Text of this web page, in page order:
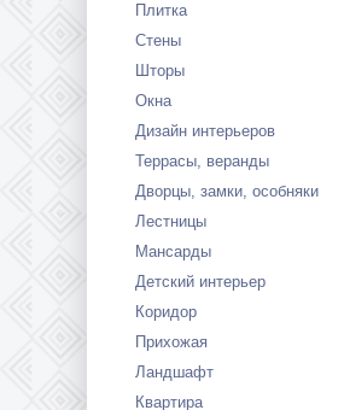
Плитка
Стены
Шторы
Окна
Дизайн интерьеров
Террасы, веранды
Дворцы, замки, особняки
Лестницы
Мансарды
Детский интерьер
Коридор
Прихожая
Ландшафт
Квартира